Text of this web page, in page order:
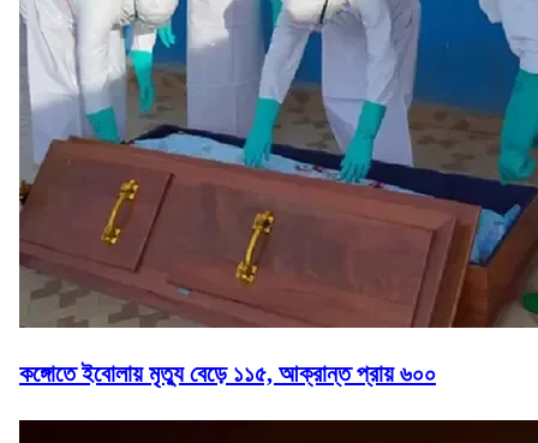
কঙ্গোতে ইবোলায় মৃত্যু বেড়ে ১১৫, আক্রান্ত প্রায় ৬০০